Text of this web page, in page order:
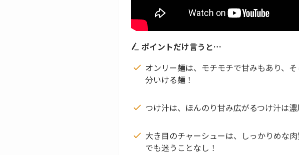
ポイントだけ言うと…
オンリー麺は、モチモチで甘みもあり、
分いける麺！
つけ汁は、ほんのり甘み広がるつけ汁は
大き目のチャーシューは、しっかりめな
でも迷うことなし！